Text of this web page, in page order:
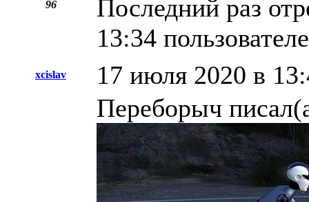
96
Последний раз
13:34
xcislav
17 июля 2020 в
Переборыч